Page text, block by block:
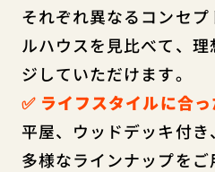
それぞれ異なるコンセ
ルハウスを見比べて、
ジしていただけます。
✅ ライフスタイルに合
平屋、ウッドデッキ付き
多様なラインナップを